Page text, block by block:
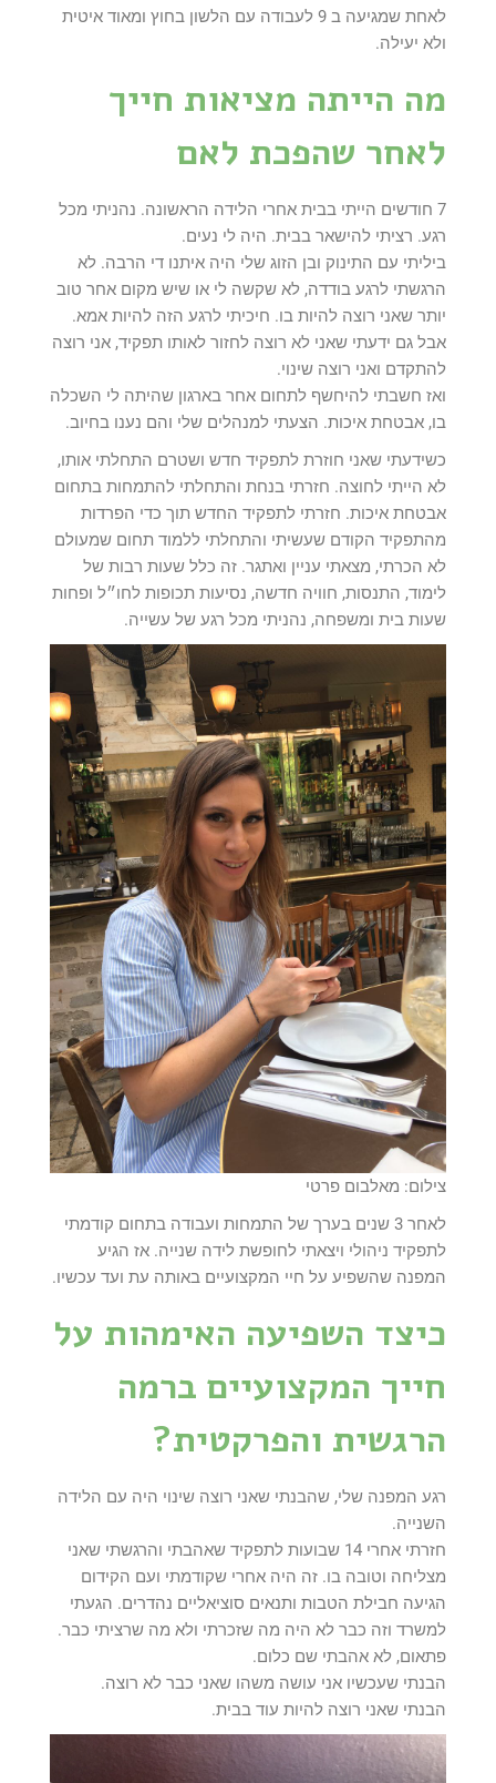
לאחת שמגיעה ב 9 לעבודה עם הלשון בחוץ ומאוד איטית
ולא יעילה.
מה הייתה מציאות חייך
לאחר שהפכת לאם
7 חודשים הייתי בבית אחרי הלידה הראשונה. נהניתי מכל
רגע. רציתי להישאר בבית. היה לי נעים.
ביליתי עם התינוק ובן הזוג שלי היה איתנו די הרבה. לא
הרגשתי לרגע בודדה, לא שקשה לי או שיש מקום אחר טוב
יותר שאני רוצה להיות בו. חיכיתי לרגע הזה להיות אמא.
אבל גם ידעתי שאני לא רוצה לחזור לאותו תפקיד, אני רוצה
להתקדם ואני רוצה שינוי.
ואז חשבתי להיחשף לתחום אחר בארגון שהיתה לי השכלה
בו, אבטחת איכות. הצעתי למנהלים שלי והם נענו בחיוב.
כשידעתי שאני חוזרת לתפקיד חדש ושטרם התחלתי אותו,
לא הייתי לחוצה. חזרתי בנחת והתחלתי להתמחות בתחום
אבטחת איכות. חזרתי לתפקיד החדש תוך כדי הפרדות
מהתפקיד הקודם שעשיתי והתחלתי ללמוד תחום שמעולם
לא הכרתי, מצאתי עניין ואתגר. זה כלל שעות רבות של
לימוד, התנסות, חוויה חדשה, נסיעות תכופות לחו״ל ופחות
שעות בית ומשפחה, נהניתי מכל רגע של עשייה.
צילום: מאלבום פרטי
לאחר 3 שנים בערך של התמחות ועבודה בתחום קודמתי
לתפקיד ניהולי ויצאתי לחופשת לידה שנייה. אז הגיע
המפנה שהשפיע על חיי המקצועיים באותה עת ועד עכשיו.
כיצד השפיעה האימהות על
חייך המקצועיים ברמה
הרגשית והפרקטית?
רגע המפנה שלי, שהבנתי שאני רוצה שינוי היה עם הלידה
השנייה.
חזרתי אחרי 14 שבועות לתפקיד שאהבתי והרגשתי שאני
מצליחה וטובה בו. זה היה אחרי שקודמתי ועם הקידום
הגיעה חבילת הטבות ותנאים סוציאליים נהדרים. הגעתי
למשרד וזה כבר לא היה מה שזכרתי ולא מה שרציתי כבר.
פתאום, לא אהבתי שם כלום.
הבנתי שעכשיו אני עושה משהו שאני כבר לא רוצה.
הבנתי שאני רוצה להיות עוד בבית.